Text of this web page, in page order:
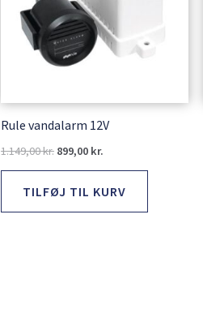
Rule vandalarm 12V
1.149,00kr. 899,00 kr.
TILFØJ TIL KURV